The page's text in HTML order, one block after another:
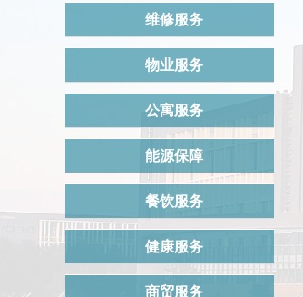
维修服务
物业服务
公寓服务
能源保障
餐饮服务
健康服务
商贸服务